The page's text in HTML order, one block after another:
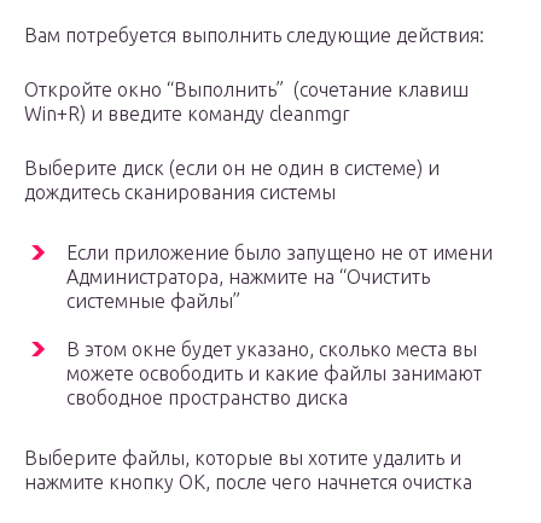
Вам потребуется выполнить следующие действия:
Откройте окно “Выполнить” (сочетание клавиш
Win+R) и введите команду cleanmgr
Выберите диск (если он не один в системе) и
дождитесь сканирования системы
Если приложение было запущено не от имени
Администратора, нажмите на “Очистить
системные файлы”
В этом окне будет указано, сколько места вы
можете освободить и какие файлы занимают
свободное пространство диска
Выберите файлы, которые вы хотите удалить и
нажмите кнопку ОК, после чего начнется очистка